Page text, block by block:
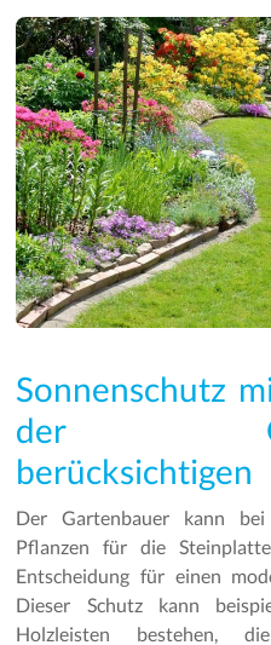
Sonnenschutz
der
berücksichtigen
Der Gartenbauer kann
Pflanzen für die
Entscheidung für einen
Dieser Schutz kann
Holzleisten bestehen,